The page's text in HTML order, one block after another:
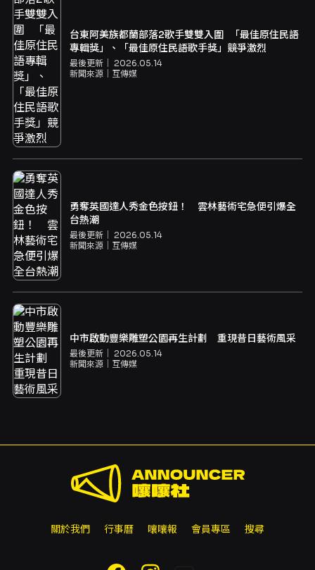
台東阿美族都蘭部落2歌手雙雙入圍 「最佳原住民語
專輯獎」、「最佳原住民語歌手獎」競爭激烈
最後更新｜ 2026.05.14
新聞來源｜ 互傳媒
勇奪英國達人秀金色按鈕！ 雲林藝術宅急便引爆全
台熱潮
最後更新｜ 2026.05.14
新聞來源｜ 互傳媒
中市啟動豐樂雕塑公園再生計劃 重現昔日藝術風采
最後更新｜ 2026.05.14
新聞來源｜ 互傳媒
關於我們 行事曆 嚷嚷報 會員專區 搜尋